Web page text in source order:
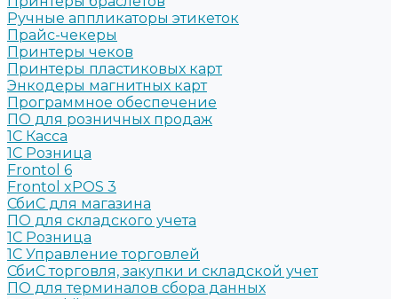
Ручные аппликаторы этикеток
Прайс-чекеры
Принтеры чеков
Принтеры пластиковых карт
Энкодеры магнитных карт
Программное обеспечение
ПО для розничных продаж
1C Касса
1С Розница
Frontol 6
Frontol xPOS 3
СбиС для магазина
ПО для складского учета
1C Розница
1С Управление торговлей
СбиС торговля, закупки и складской учет
ПО для терминалов сбора данных